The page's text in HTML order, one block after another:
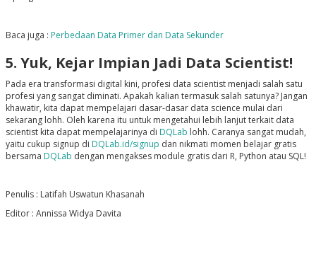
Baca juga : Perbedaan Data Primer dan Data Sekunder
5. Yuk, Kejar Impian Jadi Data Scientist!
Pada era transformasi digital kini, profesi data scientist menjadi salah satu
profesi yang sangat diminati. Apakah kalian termasuk salah satunya? Jangan
khawatir, kita dapat mempelajari dasar-dasar data science mulai dari
sekarang lohh. Oleh karena itu untuk mengetahui lebih lanjut terkait data
scientist kita dapat mempelajarinya di DQLab lohh. Caranya sangat mudah,
yaitu cukup signup di DQLab.id/signup dan nikmati momen belajar gratis
bersama DQLab dengan mengakses module gratis dari R, Python atau SQL!
Penulis : Latifah Uswatun Khasanah
Editor : Annissa Widya Davita